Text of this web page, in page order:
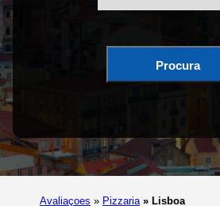
Procura
Avaliaçoes » Pizzaria » Lisboa